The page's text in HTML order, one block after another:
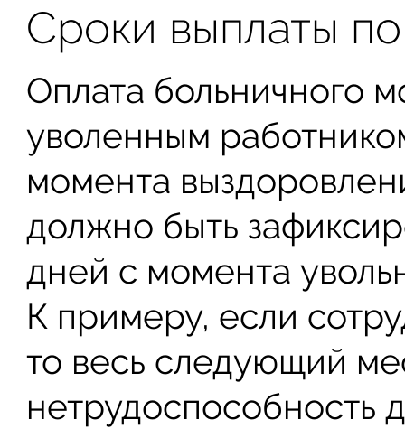
Сроки выплаты
Оплата больничного
уволенным
момента
должно быть
дней с момента
К примеру, если
то весь следующий
нетрудоспособность